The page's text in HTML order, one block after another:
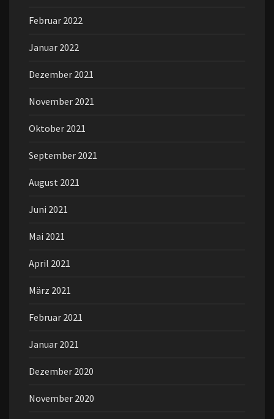
Februar 2022
Januar 2022
Dezember 2021
November 2021
Oktober 2021
September 2021
August 2021
Juni 2021
Mai 2021
April 2021
März 2021
Februar 2021
Januar 2021
Dezember 2020
November 2020